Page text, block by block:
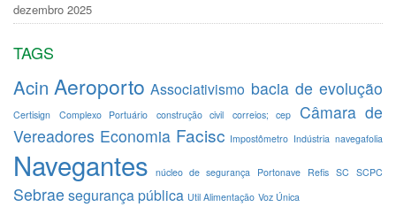
dezembro 2025
TAGS
Acin Aeroporto Associativismo bacia de evolução
Certisign Complexo Portuário construção civil correios; cep
Câmara de
Vereadores Economia Facisc Impostômetro Indústria navegafolia
Navegantes núcleo de segurança Portonave Refis SC SCPC
Sebrae segurança pública Util Alimentação Voz Única